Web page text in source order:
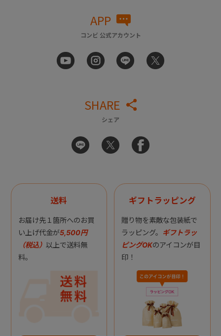
APP
コンビ 公式アカウント
SHARE
シェア
送料
お届け先１箇所へのお買
い上げ代金が5,500円
（税込） 以上で送料無
料。
ギフトラッピング
贈り物を素敵な包装紙で
ラッピング。 ギフトラッ
ピングOKのアイコンが目
印！